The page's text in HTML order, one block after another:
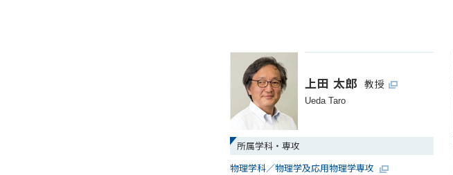
上田 太郎 教授
Ueda Taro
所属学科・専攻
物理学科／物理学及応用物理学専攻